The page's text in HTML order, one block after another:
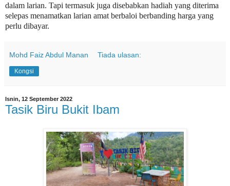
dalam larian. Tapi termasuk juga disebabkan hadiah yang diterima
selepas menamatkan larian amat berbaloi berbanding harga yang
perlu dibayar.
Mohd Faiz Abdul Manan Tiada ulasan:
Kongsi
Isnin, 12 September 2022
Tasik Biru Bukit Ibam